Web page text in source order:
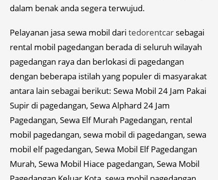
dalam benak anda segera terwujud.
Pelayanan jasa sewa mobil dari tedorentcar sebagai
rental mobil pagedangan berada di seluruh wilayah
pagedangan raya dan berlokasi di pagedangan
dengan beberapa istilah yang populer di masyarakat
antara lain sebagai berikut: Sewa Mobil 24 Jam Pakai
Supir di pagedangan, Sewa Alphard 24 Jam
Pagedangan, Sewa Elf Murah Pagedangan, rental
mobil pagedangan, sewa mobil di pagedangan, sewa
mobil elf pagedangan, Sewa Mobil Elf Pagedangan
Murah, Sewa Mobil Hiace pagedangan, Sewa Mobil